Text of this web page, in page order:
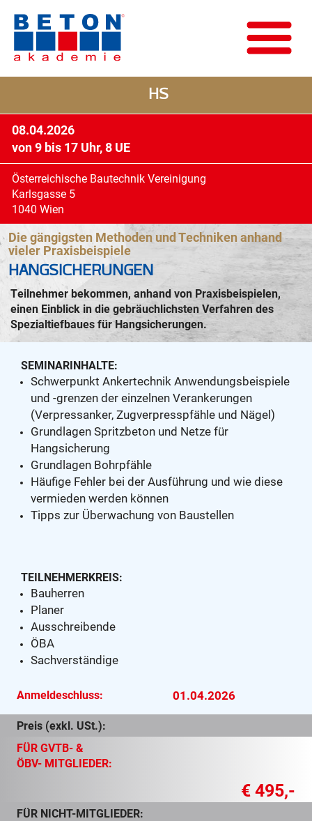
Die gängigsten Methoden und Techniken anhand
vieler Praxisbeispiele
HANGSICHERUNGEN
Teilnehmer bekommen, anhand von Praxisbeispielen,
einen Einblick in die gebräuchlichsten Verfahren des
Spezialtiefbaues für Hangsicherungen.
HS
08.04.2026
von 9 bis 17 Uhr, 8 UE
Österreichische Bautechnik Vereinigung
Karlsgasse 5
1040 Wien
SEMINARINHALTE:
Schwerpunkt Ankertechnik Anwendungsbeispiele
und -grenzen der einzelnen Verankerungen
(Verpressanker, Zugverpresspfähle und Nägel)
Grundlagen Spritzbeton und Netze für
Hangsicherung
Grundlagen Bohrpfähle
Häufige Fehler bei der Ausführung und wie diese
vermieden werden können
Tipps zur Überwachung von Baustellen
TEILNEHMERKREIS:
Bauherren
Planer
Ausschreibende
ÖBA
Sachverständige
Anmeldeschluss: 01.04.2026
Preis (exkl. USt.):
FÜR GVTB- &
ÖBV- MITGLIEDER:
€ 495,-
FÜR NICHT-MITGLIEDER: